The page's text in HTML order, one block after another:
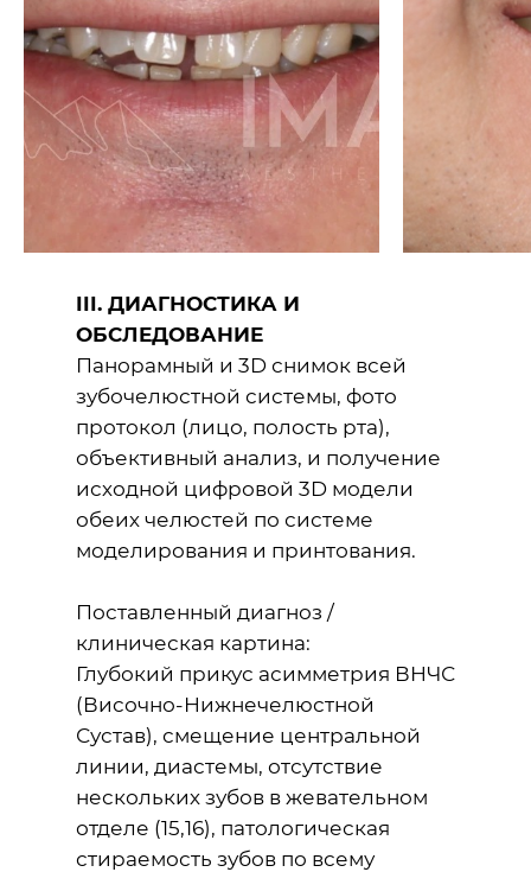
III. ДИАГНОСТИКА И
ОБСЛЕДОВАНИЕ
Панорамный и 3D снимок всей
зубочелюстной системы, фото
протокол (лицо, полость рта),
объективный анализ, и получение
исходной цифровой 3D модели
обеих челюстей по системе
моделирования и принтования.
Поставленный диагноз /
клиническая картина:
Глубокий прикус асимметрия ВНЧС
(Височно-Нижнечелюстной
Сустав), смещение центральной
линии, диастемы, отсутствие
нескольких зубов в жевательном
отделе (15,16), патологическая
стираемость зубов по всему